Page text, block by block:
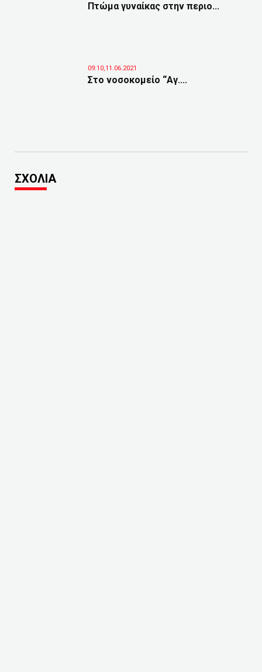
Πτώμα γυναίκας στην περιο...
09:10,11.06.2021
Στο νοσοκομείο “Αγ....
ΣΧΟΛΙΑ